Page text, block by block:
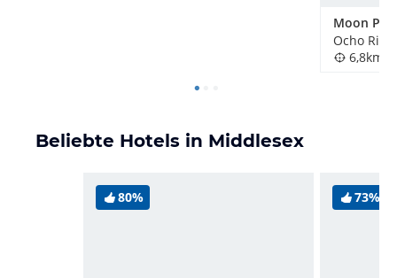
Ocho
6,8km
Beliebte Hotels in Middlesex
80% 73%